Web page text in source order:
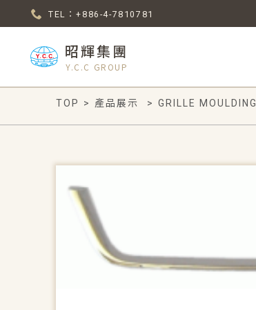
TEL：+886-4-7810781
昭輝集團
Y.C.C GROUP
TOP > 產品展示 > GRILLE MOULDING